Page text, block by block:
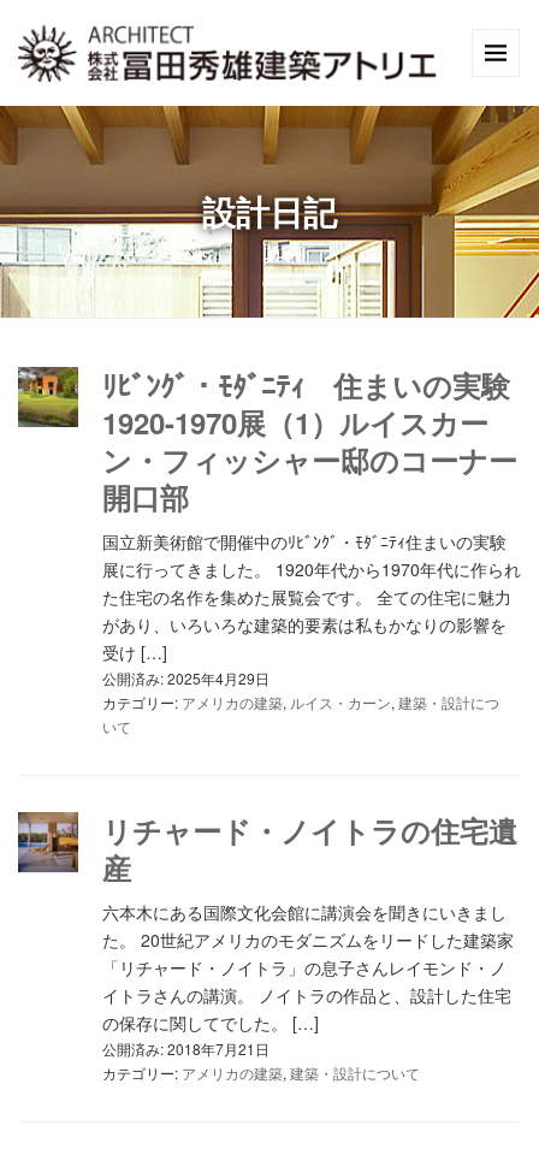
設計日記
ﾘﾋﾞﾝｸﾞ・ﾓﾀﾞﾆﾃｨ 住まいの実験
1920-1970展（1）ルイスカー
ン・フィッシャー邸のコーナー
開口部
国立新美術館で開催中のﾘﾋﾞﾝｸﾞ・ﾓﾀﾞﾆﾃｨ住まいの実験
展に行ってきました。 1920年代から1970年代に作られ
た住宅の名作を集めた展覧会です。 全ての住宅に魅力
があり、いろいろな建築的要素は私もかなりの影響を
受け […]
公開済み: 2025年4月29日
カテゴリー: アメリカの建築, ルイス・カーン, 建築・設計につ
いて
リチャード・ノイトラの住宅遺
産
六本木にある国際文化会館に講演会を聞きにいきまし
た。 20世紀アメリカのモダニズムをリードした建築家
「リチャード・ノイトラ」の息子さんレイモンド・ノ
イトラさんの講演。 ノイトラの作品と、設計した住宅
の保存に関してでした。 […]
公開済み: 2018年7月21日
カテゴリー: アメリカの建築, 建築・設計について